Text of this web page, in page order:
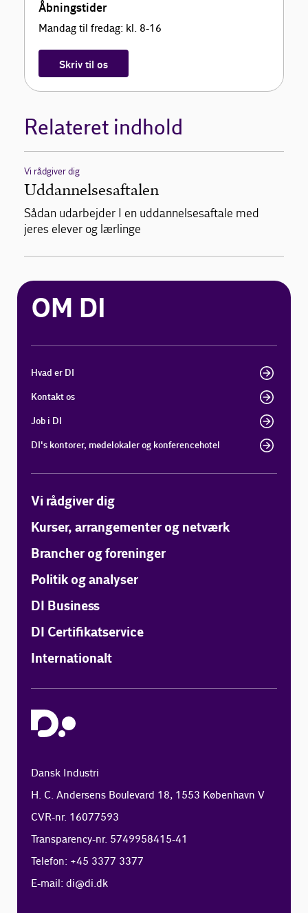
Åbningstider
Mandag til fredag: kl. 8-16
Skriv til os
Relateret indhold
Vi rådgiver dig
Uddannelsesaftalen
Sådan udarbejder I en uddannelsesaftale med
jeres elever og lærlinge
OM DI
Hvad er DI
Kontakt os
Job i DI
DI's kontorer, mødelokaler og konferencehotel
Vi rådgiver dig
Kurser, arrangementer og netværk
Brancher og foreninger
Politik og analyser
DI Business
DI Certifikatservice
Internationalt
Dansk Industri
H. C. Andersens Boulevard 18, 1553 København V
CVR-nr. 16077593
Transparency-nr. 5749958415-41
Telefon: +45 3377 3377
E-mail:di@di.dk